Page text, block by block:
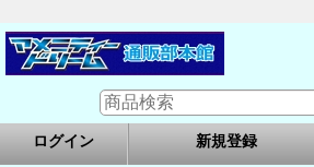
ログイン 新規登録